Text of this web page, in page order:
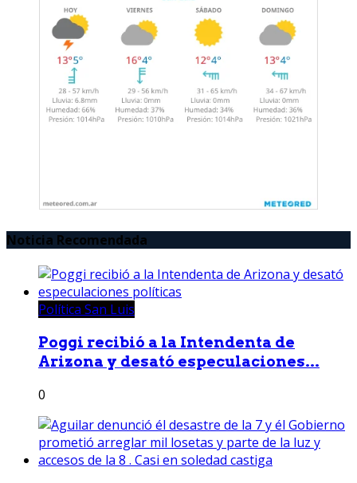
Noticia Recomendada
Política San Luis
Poggi recibió a la Intendenta de
Arizona y desató especulaciones...
0